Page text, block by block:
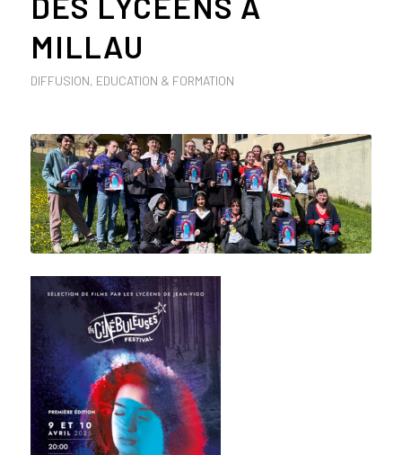
MILLAU
DIFFUSION, EDUCATION & FORMATION